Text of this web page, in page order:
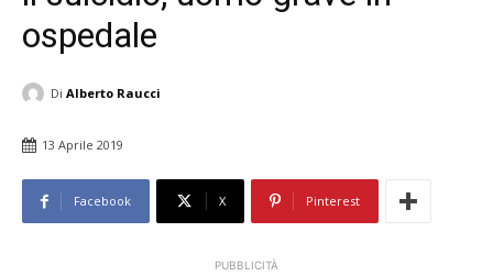
ospedale
Di Alberto Raucci
13 Aprile 2019
Facebook X Pinterest
PUBBLICITÀ